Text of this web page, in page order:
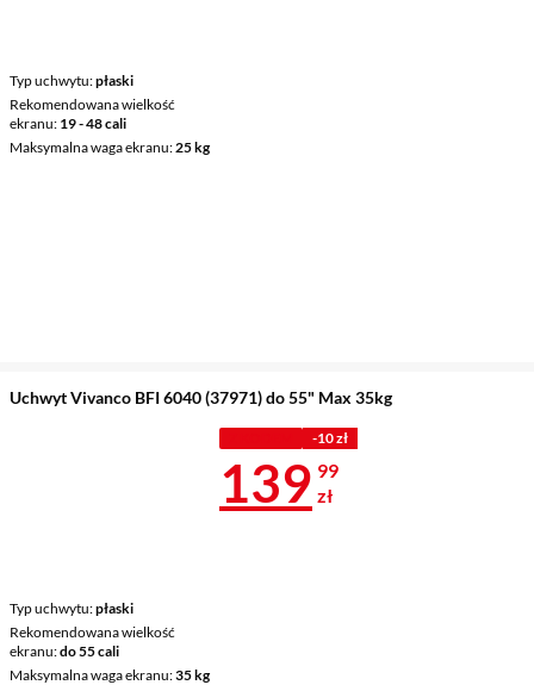
Typ uchwytu płaski
Rekomendowana wielkość
ekranu 19 - 48 cali
Maksymalna waga ekranu 25 kg
Uchwyt Vivanco BFI 6040 (37971) do 55" Max 35kg
Typ uchwytu płaski
Rekomendowana wielkość
ekranu do 55 cali
Maksymalna waga ekranu 35 kg
-10 zł
Cena 139,99
139 99
zł